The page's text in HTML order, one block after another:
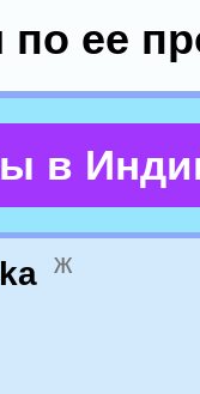
по ее
в
ж